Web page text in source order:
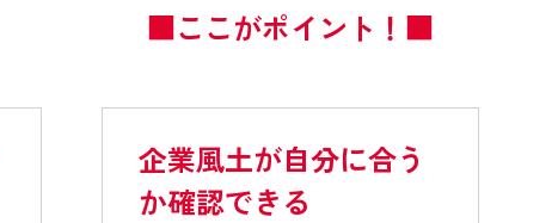
■ここがポイント！■
企業風土が自分に合う
か確認できる